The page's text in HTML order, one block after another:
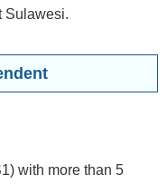
Sulawesi.
with more than 5